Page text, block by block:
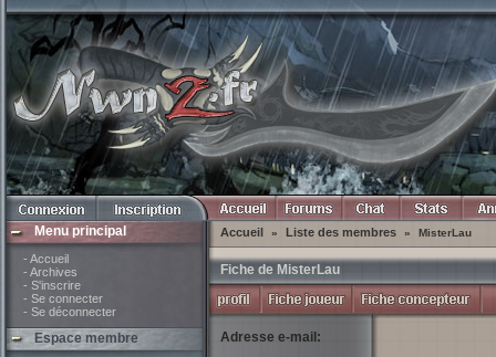
Menu principal
- Accueil
- Archives
- S'inscrire
- Se connecter
- Se déconnecter
Espace membre
Accueil » Liste des membres » MisterLau
Fiche de MisterLau
Adresse e-mail: